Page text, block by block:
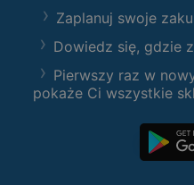
Zaplanuj swoje
Dowiedz się, gdzie
Pierwszy raz w
pokaże Ci wszystkie